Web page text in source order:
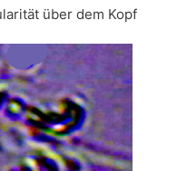
über dem Kopf